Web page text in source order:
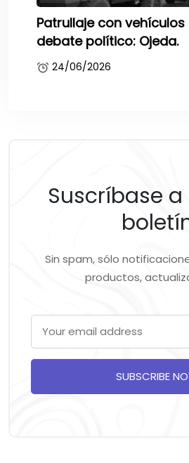
Patrullaje con
debate político: Ojeda.
24/06/2026
Suscríbase
Sin spam, sólo
productos,
SUBSCRIBE